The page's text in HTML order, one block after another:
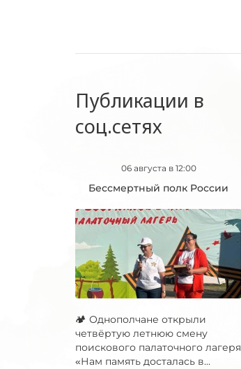
Публикации в
соц.сетях
06 августа в 12:00
Бессмертный полк России
🏕 Однополчане открыли
четвёртую летнюю смену
поискового палаточного лагеря
«Нам память досталась в...